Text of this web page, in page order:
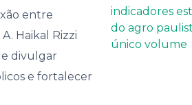
entre
Haikal Rizzi
divulgar
e fortalecer